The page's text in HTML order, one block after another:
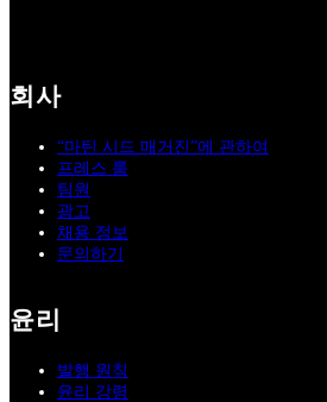
회사
“마틴 시드 매거진”에 관하여
프레스 룸
팀원
광고
채용 정보
문의하기
윤리
발행 원칙
윤리 강령